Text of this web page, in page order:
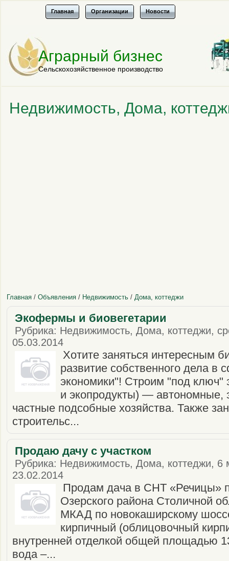
Главная Организации Новости
Аграрный бизнес
Сельскохозяйственное производство
Недвижимость, Дома,
Главная / Объявления / Недвижимость / Дома, коттеджи
Экофермы и биовегетарии
Рубрика: Недвижимость, Дома, коттеджи,
05.03.2014
Хотите заняться интересным
развитие собственного дела в
экономики"! Строим "под ключ"
и экопродукты) — автономные,
частные подсобные хозяйства. Также
строительс...
Продаю дачу с участком
Рубрика: Недвижимость, Дома, коттеджи, 6
23.02.2014
Продам дача в СНТ «Речицы»
Озерского района Столичной
МКАД по новокаширскому
кирпичный (облицовочный
внутренней отделкой общей площадью
вода –...